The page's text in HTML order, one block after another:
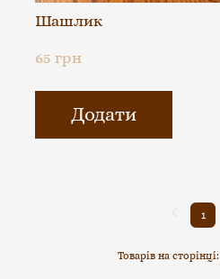
Шашлик
65 грн
Додати
Товарів на сторінці:
1